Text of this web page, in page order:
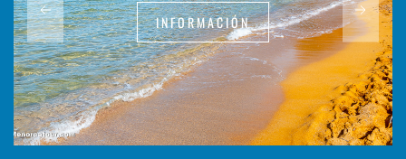
INFORMACIÓN